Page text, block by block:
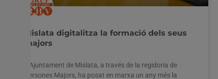
Mislata digitalitza la formació dels seus
majors
L’Ajuntament de Mislata, a través de la regidoria de
Persones Majors, ha posat en marxa un any més la